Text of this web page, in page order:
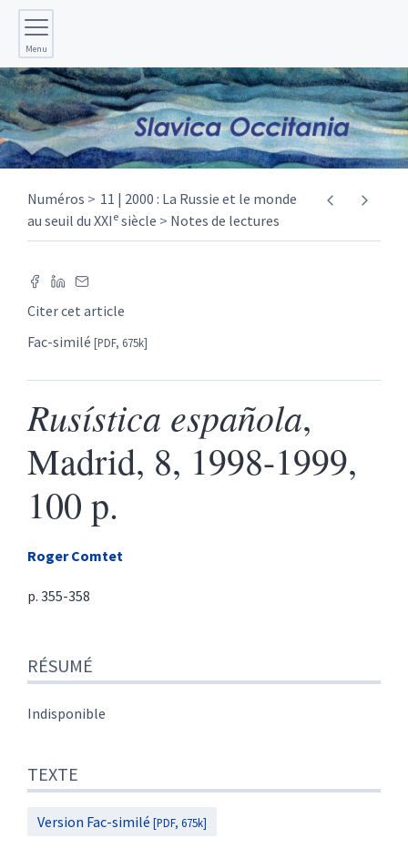
Menu
Numéros
11 | 2000 : La Russie et le monde
au seuil du XXI e siècle Notes de lectures
Citer cet article
Fac-similé [PDF, 675k]
Rusística española,
Madrid, 8, 1998-1999,
100 p.
RogerComtet
p. 355-358
Texte
Citer cet article
Auteur
RÉSUMÉ
Indisponible
TEXTE
Version Fac-similé [PDF, 675k]